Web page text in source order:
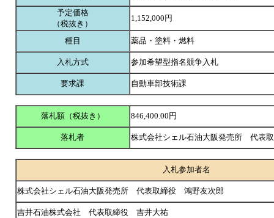
予定価格
（税抜き）
1,152,000円
種目 薬品・塗料・燃料
入札方式 参加希望型指名競争入札
要求課 自動車部技術課
落札額（税抜き） 846,400.00円
落札者 株式会社シェル石油大阪発売所 代表
入札参加者名
株式会社シェル石油大阪発売所 代表取締役 鴻野友次郎
吉井石油株式会社 代表取締役 吉井大祐